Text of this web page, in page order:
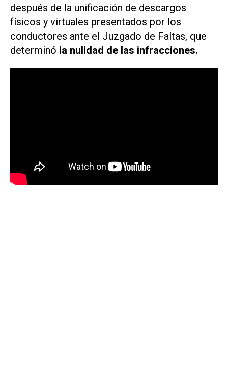
después de la unificación de descargos
físicos y virtuales presentados por los
conductores ante el Juzgado de Faltas, que
determinó la nulidad de las infracciones.